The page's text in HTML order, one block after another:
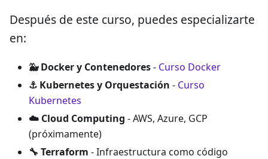
Después de este curso, puedes especializarte
en:
🐳 Docker y Contenedores- Curso Docker
⚓️ Kubernetes y Orquestación - Curso
Kubernetes
☁️ Cloud Computing - AWS, Azure, GCP
(próximamente)
🔧 Terraform - Infraestructura como código